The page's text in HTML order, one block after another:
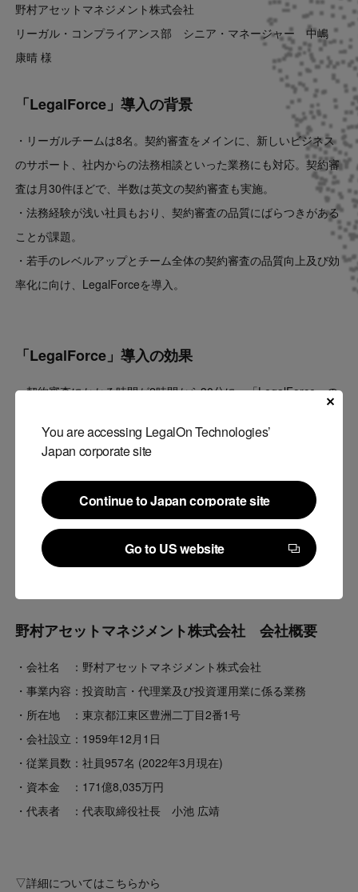
You are accessing LegalOn Technologies’
Japan corporate site
Continue to Japan corporate site
Continue to Japan corporate site
Go to US website
Go to US website
野村アセットマネジメント株式会社
リーガル・コンプライアンス部 シニア・マネージャー 中嶋
康晴 様
「LegalForce」導入の背景
・リーガルチームは8名。契約審査をメインに、新しいビジネス
のサポート、社内からの法務相談といった業務にも対応。契約審
査は月30件ほどで、半数は英文の契約審査も実施。
・法務経験が浅い社員もおり、契約審査の品質にばらつきがある
ことが課題。
・若手のレベルアップとチーム全体の契約審査の品質向上及び効
率化に向け、LegalForceを導入。
「LegalForce」導入の効果
・契約審査にかかる時間が2時間から30分に。「LegalForce」の
は、若手法務担当の新たな知識のインプットに有用。
・「LegalForceひな形」も日常的に活用。新しく契約書を作成す
る際に活用し効率化を図る。
・業務効率化のみならず、チームの意識改革も実現。「契約審査
を行う部門」という意識から、効率化で創出された時間をビジネ
スに貢献するためにできることを考えられるように。
野村アセットマネジメント株式会社 会社概要
・会社名 ：野村アセットマネジメント株式会社
・事業内容：投資助言・代理業及び投資運用業に係る業務
・所在地 ：東京都江東区豊洲二丁目2番1号
・会社設立：1959年12月1日
・従業員数：社員957名 (2022年3月現在)
・資本金 ：171億8,035万円
・代表者 ：代表取締役社長小池 広靖
▽詳細についてはこちらから